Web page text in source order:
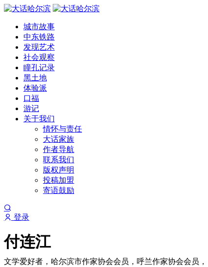
城市故事
中东铁路
发现艺术
社会观察
瞳孔记录
黑土地
体验派
口福
游记
关于我们
情怀与责任
大话家族
作者导航
联系我们
版权声明
投稿加盟
寄语鼓励
登录
付连江
文学爱好者，哈尔滨市作家协会会员，呼兰作家协会会员